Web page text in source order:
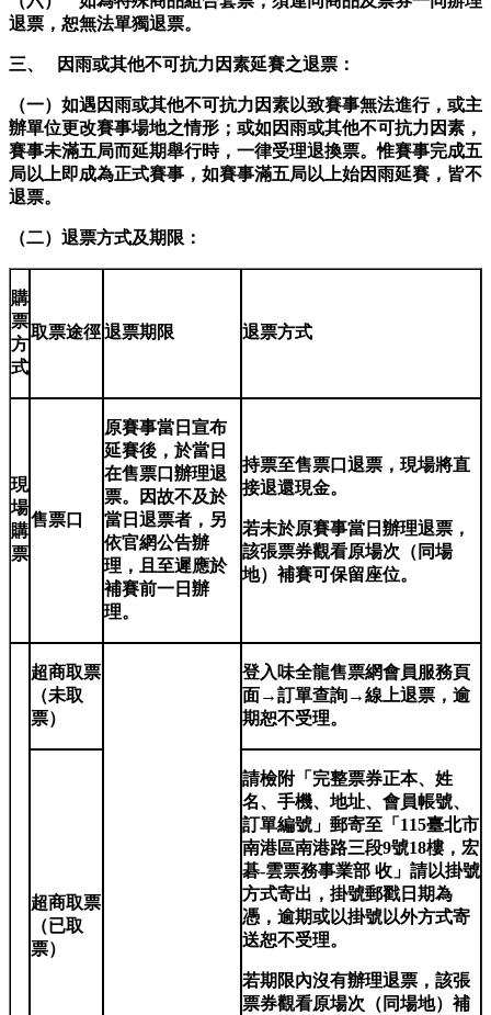
退票，恕無法單獨退票。
三、 因雨或其他不可抗力因素延賽之退票：
（一）如遇因雨或其他不可抗力因素以致賽事無法進行，或主
辦單位更改賽事場地之情形；或如因雨或其他不可抗力因素，
賽事未滿五局而延期舉行時，一律受理退換票。惟賽事完成五
局以上即成為正式賽事，如賽事滿五局以上始因雨延賽，皆不
退票。
（二）退票方式及期限：
購
票
方
式
取票途徑退票期限 退票方式
現
場
購
票
售票口
原賽事當日宣布
延賽後，於當日
在售票口辦理退
票。因故不及於
當日退票者，另
依官網公告辦
理，且至遲應於
補賽前一日辦
理。
持票至售票口退票，現場將直
接退還現金。
若未於原賽事當日辦理退票，
該張票券觀看原場次（同場
地）補賽可保留座位。
超商取票
（未取
票）
登入味全龍售票網會員服務頁
面→訂單查詢→線上退票，逾
期恕不受理。
超商取票
（已取
票）
請檢附「完整票券正本、姓
名、手機、地址、會員帳號、
訂單編號」郵寄至「115臺北市
南港區南港路三段9號18樓，宏
碁-雲票務事業部 收」請以掛號
方式寄出，掛號郵戳日期為
憑，逾期或以掛號以外方式寄
送恕不受理。
若期限內沒有辦理退票，該張
票券觀看原場次（同場地）補